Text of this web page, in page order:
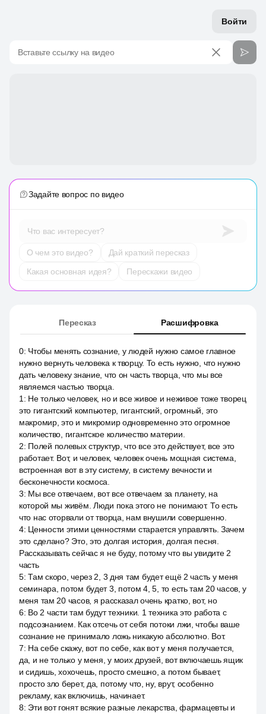
Войти
Вставьте ссылку на видео
Задайте вопрос по видео
Что вас интересует?
О чем это видео?
Дай краткий пересказ
Какая основная идея?
Перескажи видео
Пересказ Расшифровка
0: Чтобы менять сознание, у людей нужно самое главное
нужно вернуть человека к творцу. То есть нужно, что нужно
дать человеку знание, что он часть творца, что мы все
являемся частью творца.
1 : Не только человек, но и все живое и неживое тоже творец
это гигантский компьютер, гигантский, огромный, это
макромир, это и микромир одновременно это огромное
количество, гигантское количество материи.
2: Полей полевых структур, что все это действует, все это
работает. Вот, и человек, человек очень мощная система,
встроенная вот в эту систему, в систему вечности и
бесконечности космоса.
3: Мы все отвечаем, вот все отвечаем за планету, на
которой мы живём. Люди пока этого не понимают. То есть
что нас оторвали от творца, нам внушили совершенно.
4: Ценности этими ценностями старается управлять. Зачем
это сделано? Это, это долгая история, долгая песня.
Рассказывать сейчас я не буду, потому что вы увидите 2
часть
5:Там скоро, через 2, 3 дня там будет ещё 2 часть у меня
семинара, потом будет 3, потом 4, 5, то есть там 20 часов, у
меня там 20 часов, я рассказал очень кратко, вот, но
6: Во 2 части там будут техники. 1 техника это работа с
подсознанием. Как отсечь от себя потоки лжи, чтобы ваше
сознание не принимало ложь никакую абсолютно. Вот.
7: На себе скажу, вот по себе, как вот у меня получается,
да, и не только у меня, у моих друзей, вот включаешь ящик
и сидишь, хохочешь, просто смешно, а потом бывает,
просто зло берет, да, потому что, ну, врут, особенно
рекламу, как включишь, начинает.
8: Эти вот гонят всякие разные лекарства, фармацевты и